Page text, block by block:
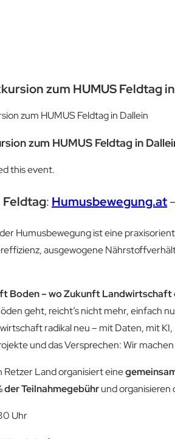
zum HUMUS Feldtag
zum HUMUS Feldtag in
this event.
: Humusbewegung.at
der Humusbewegung ist eine
ausgewogene
Boden – wo Zukunft Landwirtschaft
geht, reicht’s nicht mehr, einfach
radikal neu – mit Daten, mit
und das Versprechen: Wir
Retzer Land organisiert eine
der Teilnahmegebührund
Uhr